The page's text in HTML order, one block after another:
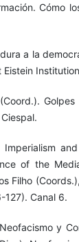
Cómo
a la
of the
Filho
127). Canal 6.
y